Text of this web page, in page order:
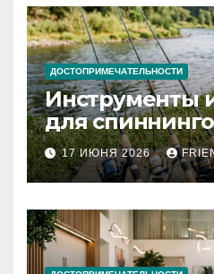
ДОСТОПРИМЕЧАТЕЛЬНОСТИ
Инструменты
для
рыбалки:
типы
17 ИЮНЯ 2026